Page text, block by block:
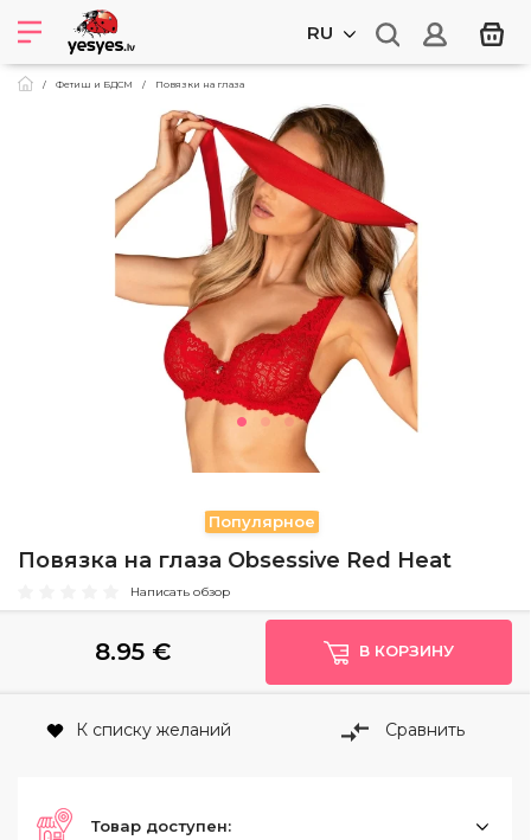
RU
Фетиш и БДСМ Повязки на глаза
Популярное
Повязка на глаза Obsessive Red Heat
Написать обзор
8.95€ В КОРЗИНУ
К списку желаний Сравнить
Товар доступен: